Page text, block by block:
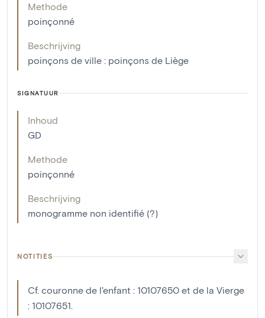
Methode
poinçonné
Beschrijving
poinçons de ville : poinçons de Liège
SIGNATUUR
Inhoud
GD
Methode
poinçonné
Beschrijving
monogramme non identifié (?)
NOTITIES
Cf. couronne de l'enfant : 10107650 et de la Vierge
: 10107651.